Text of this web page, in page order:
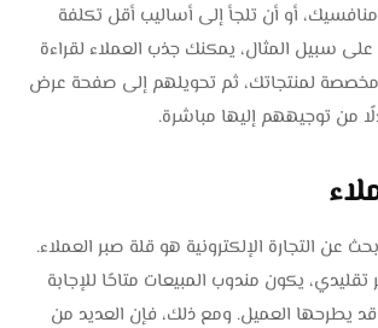
أو أن تلجأ إلى أساليب أقل تكلفة
سبيل المثال، يمكنك جذب العملاء لقراءة
لمنتجاتك، ثم تحويلهم إلى صفحة عرض
من توجيههم إليها مباشرة.
عن التجارة الإلكترونية هو قلة صبر العملاء.
يكون مندوب المبيعات متاحًا للإجابة
يطرحها العميل. ومع ذلك، فإن العديد من